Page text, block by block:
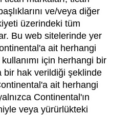
ve/veya diğer
üzerindeki tüm
Bu web sitelerinde yer
ait herhangi
için herhangi bir
bir hak verildiği şeklinde
ait herhangi
Continental'ın
veya yürürlükteki